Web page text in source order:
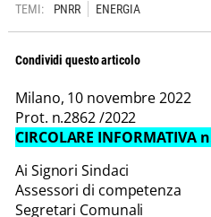
TEMI: PNRR ENERGIA
Condividi questo articolo
Milano, 10 novembre 2022
Prot. n.2862 /2022
CIRCOLARE INFORMATIVA
Ai Signori Sindaci
Assessori di competenza
Segretari Comunali